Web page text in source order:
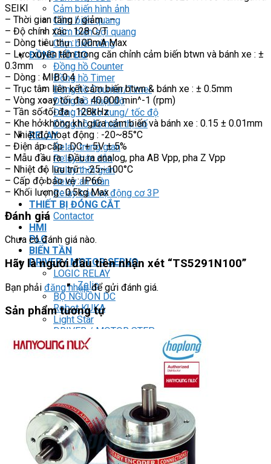
Cảm biến hình ảnh
Cảm biến quang
Cảm biến sợi quang
Cảm biến vùng
ĐỒNG HỒ ĐO
Đồng hồ Counter
Đồng hồ Timer
Đồng hồ Counter/Timer
Đồng hồ nhiệt độ
Đồng hồ đo xung/ tốc độ
Đồng hồ đo hiển thị số
RELAY
Relay trung gian
Relay bán dẫn
Relay thời gian
Relay an toàn
Relay bảo vệ động cơ 3P
THIẾT BỊ ĐÓNG CẮT
Contactor
HMI
PLC
BIẾN TẦN
DRIVER / MOTOR SERVO
LOGIC RELAY
Zelio
BỘ NGUỒN DC
Robot KUKA
Light Star
DRIVER / MOTOR STEP
ĐÈN BÁO
Đèn báo quay
CHUYỂN MẠCH / NÚT NHẤN
Chuyển mạch có khóa
Công tắc dừng khẩn
Nút nhấn
Phích cắm / Ổ cắm / Công tắc
Can nhiệt
SEIKI
– Thời gian tăng / giảm : –
– Độ chính xác : 128 C/T
– Dòng tiêu thụ : 100mA Max
– Lực xuyên tâm trong căn chỉnh cảm biến btwn và bánh xe : ±
0.3mm
– Dòng : MIB 0.4
– Trục tâm liên kết cảm biến btwn & bánh xe : ± 0.5mm
– Vòng xoay tối đa : 40.000 min^-1 (rpm)
– Tần số tối đa : 128kHz
– Khe hở không khí giữa cảm biến và bánh xe : 0.15 ± 0.01mm
– Nhiệt độ hoạt động : -20~85°C
– Điện áp cấp : DC + 5V ± 5%
– Mẫu đầu ra : Đầu ra analog, pha AB Vpp, pha Z Vpp
– Nhiệt độ lưu trữ : -25~100°C
– Cấp độ bảo vệ : IP66
– Khối lượng : 0.5kg Max
Đánh giá
Chưa có đánh giá nào.
Hãy là người đầu tiên nhận xét “TS5291N100”
Bạn phải đăng nhậpđể gửi đánh giá.
Sản phẩm tương tự